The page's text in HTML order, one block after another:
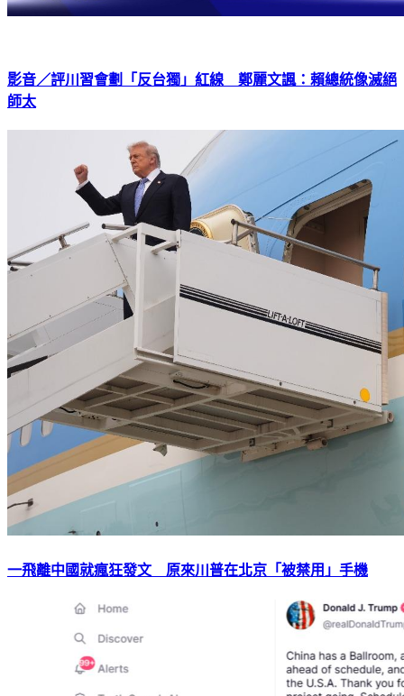
影音／評川習會劃「反台獨」紅線 鄭麗文諷：賴總統像滅絕
師太
一飛離中國就瘋狂發文 原來川普在北京「被禁用」手機